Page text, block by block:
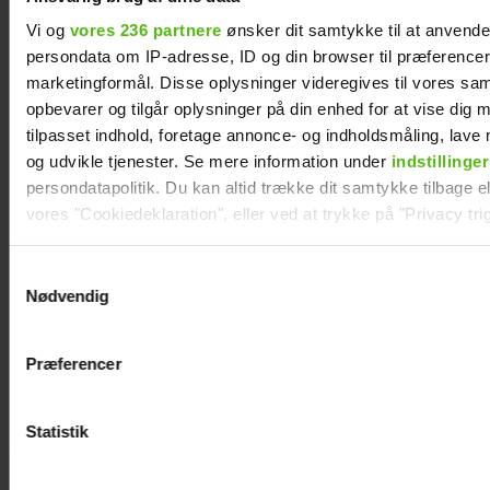
Vi og vores 236 partnere ønsker dit samtykke til at
persondata om IP-adresse, ID og din browser til
marketingformål. Disse oplysninger videregives til vores
opbevarer og tilgår oplysninger på din enhed for at vise dig
tilpasset indhold, foretage annonce- og indholdsmåling, lave
og udvikle tjenester. Se mere information under indstillinger
persondatapolitik. Du kan altid trække dit samtykke tilbage
vores "Cookiedeklaration", eller ved at trykke på "Privacy
Vi anvender egne cookies og cookies fra tredjeparter til at
generere statistik og huske dine præferencer samt til brug
Nødvendig
Præferencer
Statistik